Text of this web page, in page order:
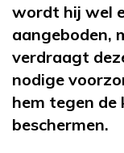
wordt hij wel
aangeboden,
verdraagt
nodige
hem tegen
beschermen.